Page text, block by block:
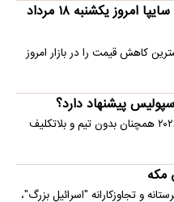
قیمت محصولات ایران‌خودرو و سایپا امروز یکشنبه ۱۸ مرداد
۴۰ میلیونی، بیشترین کاهش قیمت را در بازار امروز
پیشنهاد دارد؟
یکی از بهترین‌های ایران در جام جهانی ۲۰۲۶ همچنان بدون تیم و بلاتکلیف
مکه
و تجاوزکارانه "اسرائیل بزرگ"،